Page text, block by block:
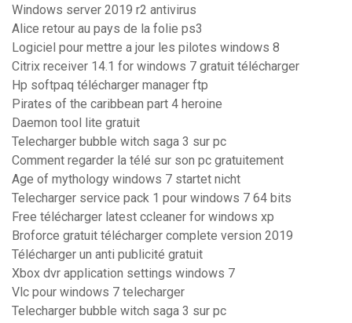
Windows server 2019 r2 antivirus
Alice retour au pays de la folie ps3
Logiciel pour mettre a jour les pilotes windows 8
Citrix receiver 14.1 for windows 7 gratuit télécharger
Hp softpaq télécharger manager ftp
Pirates of the caribbean part 4 heroine
Daemon tool lite gratuit
Telecharger bubble witch saga 3 sur pc
Comment regarder la télé sur son pc gratuitement
Age of mythology windows 7 startet nicht
Telecharger service pack 1 pour windows 7 64 bits
Free télécharger latest ccleaner for windows xp
Broforce gratuit télécharger complete version 2019
Télécharger un anti publicité gratuit
Xbox dvr application settings windows 7
Vlc pour windows 7 telecharger
Telecharger bubble witch saga 3 sur pc